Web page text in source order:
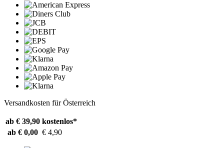
Versandkosten für Österreich
ab € 39,90 kostenlos*
ab € 0,00 € 4,90